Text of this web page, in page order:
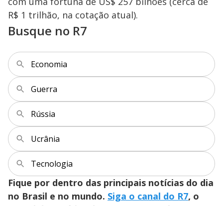
R$ 1 trilhão, na cotação atual).
Busque no R7
Economia
Guerra
Rússia
Ucrânia
Tecnologia
Fique por dentro das principais notícias do dia
no Brasil e no mundo. Siga o canal do R7, o